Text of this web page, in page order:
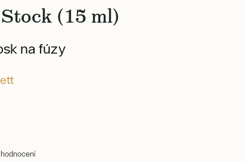
(15 ml)
na fúzy
hodnocení